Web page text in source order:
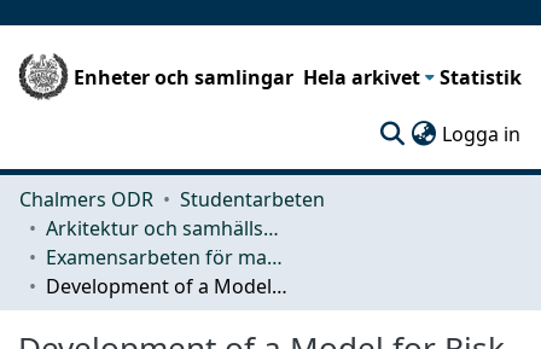
Enheter och samlingar Hela arkivet Statistik
Logga in
Chalmers ODR
Studentarbeten
Arkitektur och samhällsbyggnadsteknik (ACE)
Examensarbeten för masterexamen
Development of a Model for Risk Assessment of Projects at SKF. A Benchmarking Study of Portfolio Management